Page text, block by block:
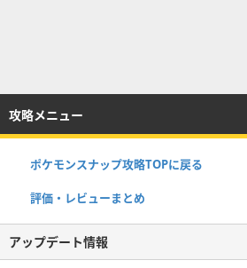
攻略メニュー
ポケモンスナップ攻略TOPに戻る
評価・レビューまとめ
アップデート情報